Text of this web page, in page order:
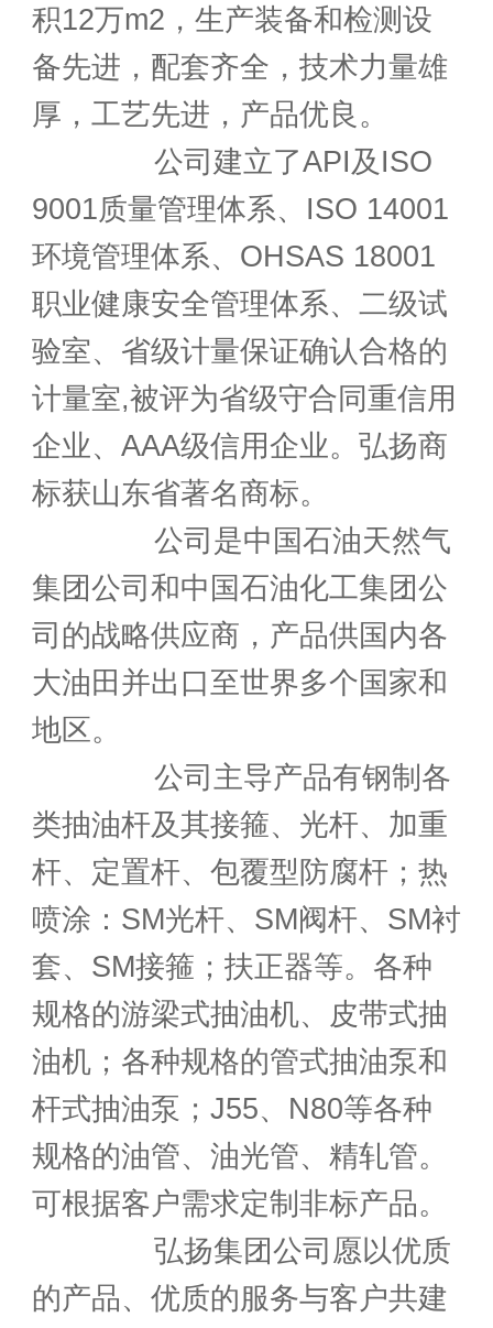
积12万m2，生产装备和检测设
备先进，配套齐全，技术力量雄
厚，工艺先进，产品优良。
公司建立了API及ISO
9001质量管理体系、ISO 14001
环境管理体系、OHSAS 18001
职业健康安全管理体系、二级试
验室、省级计量保证确认合格的
计量室,被评为省级守合同重信用
企业、AAA级信用企业。弘扬商
标获山东省著名商标。
公司是中国石油天然气
集团公司和中国石油化工集团公
司的战略供应商，产品供国内各
大油田并出口至世界多个国家和
地区。
公司主导产品有钢制各
类抽油杆及其接箍、光杆、加重
杆、定置杆、包覆型防腐杆；热
喷涂：SM光杆、SM阀杆、SM衬
套、SM接箍；扶正器等。各种
规格的游梁式抽油机、皮带式抽
油机；各种规格的管式抽油泵和
杆式抽油泵；J55、N80等各种
规格的油管、油光管、精轧管。
可根据客户需求定制非标产品。
弘扬集团公司愿以优质
的产品、优质的服务与客户共建